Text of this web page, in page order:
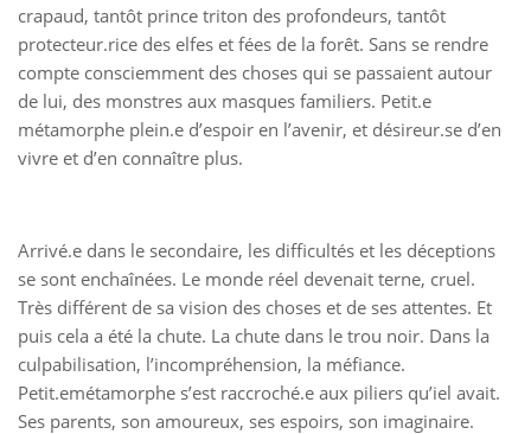
crapaud, tantôt prince triton des profondeurs, tantôt
protecteur.rice des elfes et fées de la forêt. Sans se rendre
compte consciemment des choses qui se passaient autour
de lui, des monstres aux masques familiers. Petit.e
métamorphe plein.e d’espoir en l’avenir, et désireur.se d’en
vivre et d’en connaître plus.
Arrivé.e dans le secondaire, les difficultés et les déceptions
se sont enchaînées. Le monde réel devenait terne, cruel.
Très différent de sa vision des choses et de ses attentes. Et
puis cela a été la chute. La chute dans le trou noir. Dans la
culpabilisation, l’incompréhension, la méfiance.
Petit.emétamorphe s’est raccroché.e aux piliers qu’iel avait.
Ses parents, son amoureux, ses espoirs, son imaginaire.